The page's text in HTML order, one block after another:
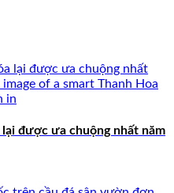
lại được ưa chuộng nhất năm